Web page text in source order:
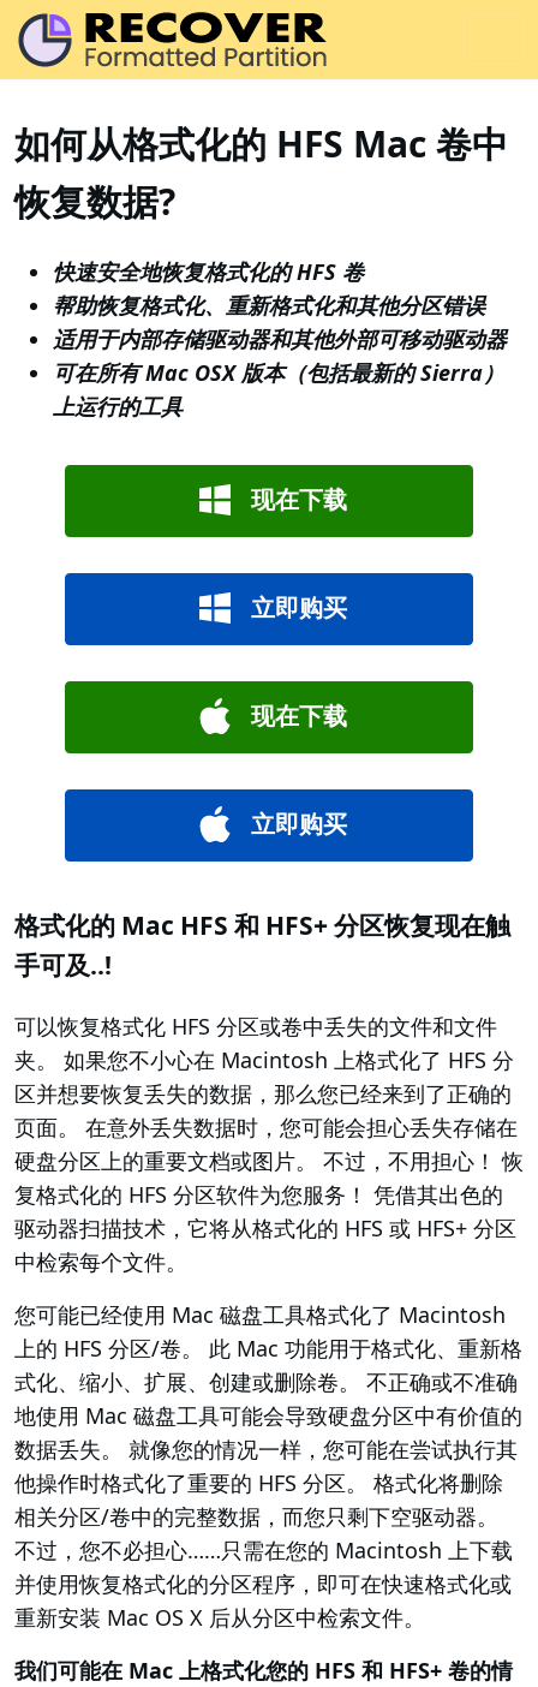
如何从格式化的 HFS Mac 卷中
恢复数据?
快速安全地恢复格式化的 HFS 卷
帮助恢复格式化、重新格式化和其他分区错误
适用于内部存储驱动器和其他外部可移动驱动器
可在所有 Mac OSX 版本（包括最新的 Sierra）
上运行的工具
现在下载
立即购买
现在下载
立即购买
格式化的 Mac HFS 和 HFS+ 分区恢复现在触
手可及..!
可以恢复格式化 HFS 分区或卷中丢失的文件和文件
夹。 如果您不小心在 Macintosh 上格式化了 HFS 分
区并想要恢复丢失的数据，那么您已经来到了正确的
页面。 在意外丢失数据时，您可能会担心丢失存储在
硬盘分区上的重要文档或图片。 不过，不用担心！ 恢
复格式化的 HFS 分区软件为您服务！ 凭借其出色的
驱动器扫描技术，它将从格式化的 HFS 或 HFS+ 分区
中检索每个文件。
您可能已经使用 Mac 磁盘工具格式化了 Macintosh
上的 HFS 分区/卷。 此 Mac 功能用于格式化、重新格
式化、缩小、扩展、创建或删除卷。 不正确或不准确
地使用 Mac 磁盘工具可能会导致硬盘分区中有价值的
数据丢失。 就像您的情况一样，您可能在尝试执行其
他操作时格式化了重要的 HFS 分区。 格式化将删除
相关分区/卷中的完整数据，而您只剩下空驱动器。
不过，您不必担心……只需在您的 Macintosh 上下载
并使用恢复格式化的分区程序，即可在快速格式化或
重新安装 Mac OS X 后从分区中检索文件。
我们可能在 Mac 上格式化您的 HFS 和 HFS+ 卷的情